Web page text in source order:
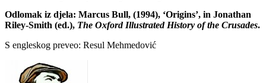
Odlomak iz djela: Marcus Bull, (1994), ‘Origins’, in Jonathan
Riley-Smith (ed.), The Oxford Illustrated History of the Crusades.
S engleskog preveo: Resul Mehmedović